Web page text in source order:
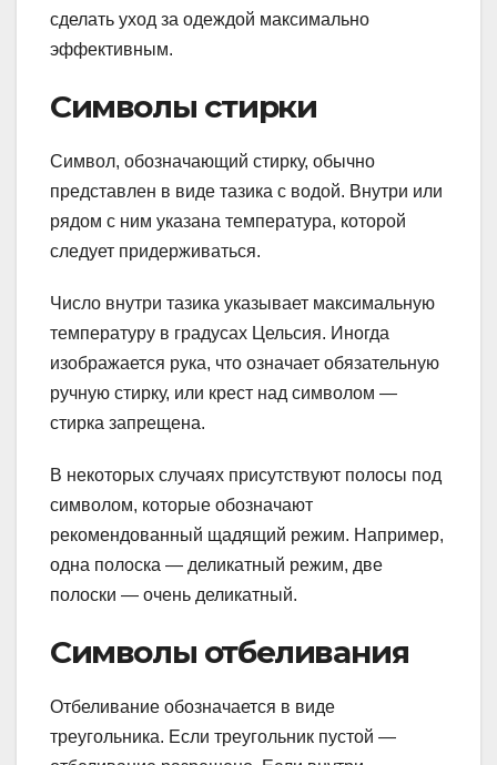
сделать уход за одеждой максимально
эффективным.
Символы стирки
Символ, обозначающий стирку, обычно
представлен в виде тазика с водой. Внутри или
рядом с ним указана температура, которой
следует придерживаться.
Число внутри тазика указывает максимальную
температуру в градусах Цельсия. Иногда
изображается рука, что означает обязательную
ручную стирку, или крест над символом —
стирка запрещена.
В некоторых случаях присутствуют полосы под
символом, которые обозначают
рекомендованный щадящий режим. Например,
одна полоска — деликатный режим, две
полоски — очень деликатный.
Символы отбеливания
Отбеливание обозначается в виде
треугольника. Если треугольник пустой —